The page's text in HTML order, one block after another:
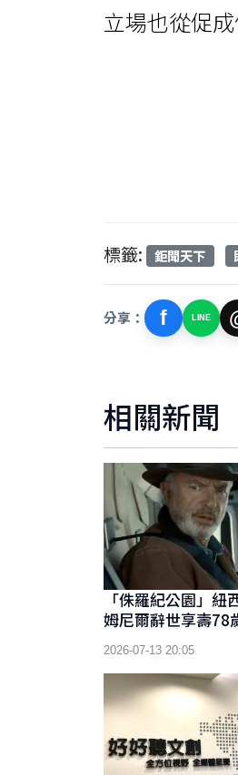
立場也從促
標籤: 鉅聞天下
分享： f LINE
相關新聞
「侏羅紀公園」紐
姆尼爾辭世享壽
士經典角色永留影迷
2026-07-13 20:05